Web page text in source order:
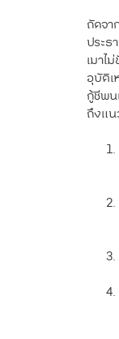
ถัดจ
ประธ
เมา
อุบัติ
กู้ชีพน
ถึงแน